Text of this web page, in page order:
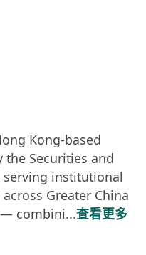
Kong-based
Securities and
serving institutional
Greater China
combini...查看更多